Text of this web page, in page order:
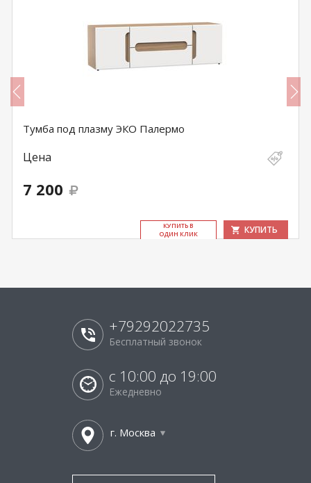
Тумба под плазму ЭКО Палермо
Цена
7 200
КУ­ПИТЬ В
ОДИН КЛИК
КУПИТЬ
+79292022735
Бесплатный звонок
с 10:00 до 19:00
Ежедневно
г. Москва